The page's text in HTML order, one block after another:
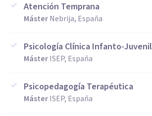
Atención Temprana
MásterNebrija, España
Psicología Clínica Infanto-Juvenil
MásterISEP, España
Psicopedagogía Terapéutica
MásterISEP, España